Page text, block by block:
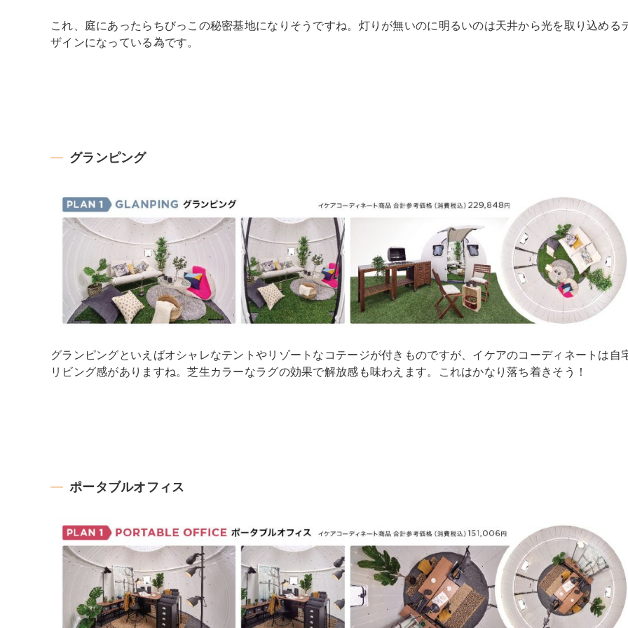
これ、庭にあったらちびっこの秘密基地になりそうですね。灯りが無いのに明るいのは天井から光を取り込める
ザインになっている為です。
グランピング
グランピングといえばオシャレなテントやリゾートなコテージが付きものですが、イケアのコーディネートは自
リビング感がありますね。芝生カラーなラグの効果で解放感も味わえます。これはかなり落ち着きそう！
ポータブルオフィス